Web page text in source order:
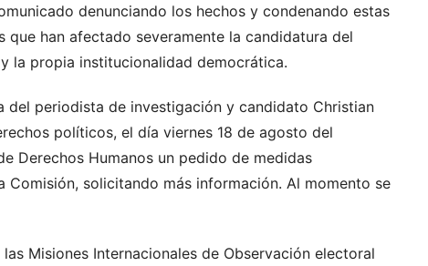
denunciando los hechos y condenando estas
que han afectado severamente la candidatura del
la propia institucionalidad democrática.
periodista de investigación y candidato Christian
políticos, el día viernes 18 de agosto del
Derechos Humanos un pedido de medidas
solicitando más información. Al momento se
Misiones Internacionales de Observación electoral